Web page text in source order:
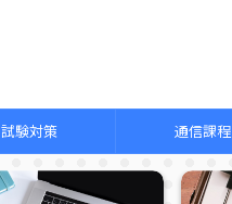
試験対策 通信課程